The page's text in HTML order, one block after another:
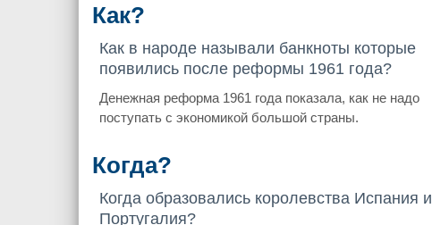
Как?
Как в народе называли банкноты которые
появились после реформы 1961 года?
Денежная реформа 1961 года показала, как не надо
поступать с экономикой большой страны.
Когда?
Когда образовались королевства Испания и
Португалия?